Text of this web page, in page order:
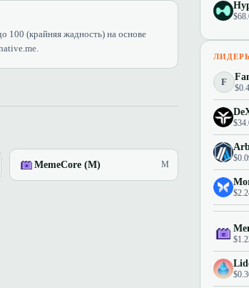
100 (крайняя жадность) на основе
MemeCore (M) M
F